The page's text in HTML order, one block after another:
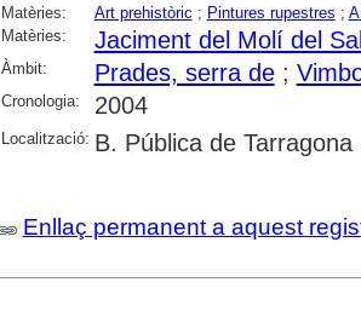
Matèries: Art prehistòric ; Pintures rupestres ;
Matèries:
Jaciment del Molí del
Àmbit: Prades, serra de;
Cronologia: 2004
Localització: B. Pública de Tarragona
Enllaç permanent a aquest